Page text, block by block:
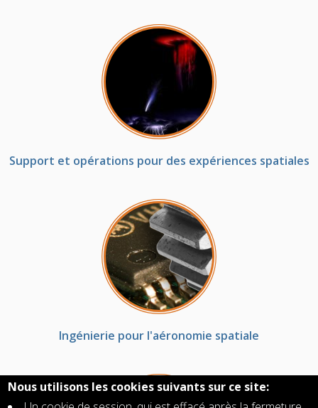
Support et opérations pour des expériences spatiales
Ingénierie pour l'aéronomie spatiale
Nous utilisons les cookies suivants sur ce site: